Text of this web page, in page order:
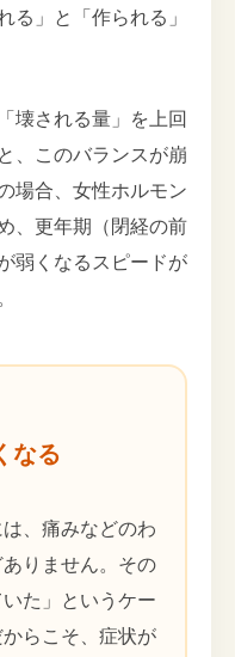
る」と「作られる」
壊される量」を上回
、このバランスが崩
場合、女性ホルモン
、更年期（閉経の前
弱くなるスピードが
なる
、痛みなどのわ
りません。その
た」というケー
らこそ、症状が